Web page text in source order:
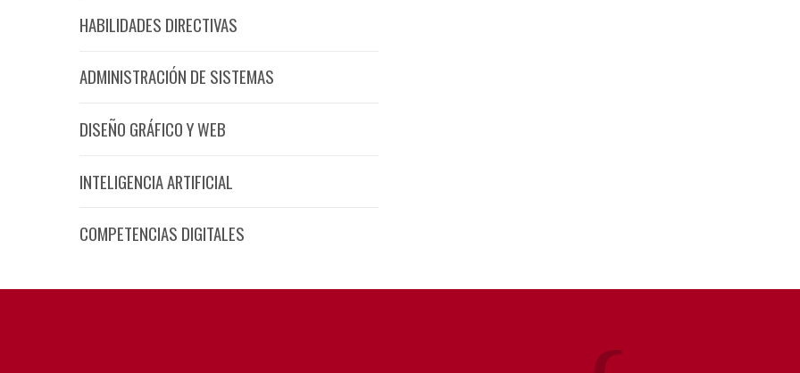
HABILIDADES DIRECTIVAS
ADMINISTRACIÓN DE SISTEMAS
DISEÑO GRÁFICO Y WEB
INTELIGENCIA ARTIFICIAL
COMPETENCIAS DIGITALES